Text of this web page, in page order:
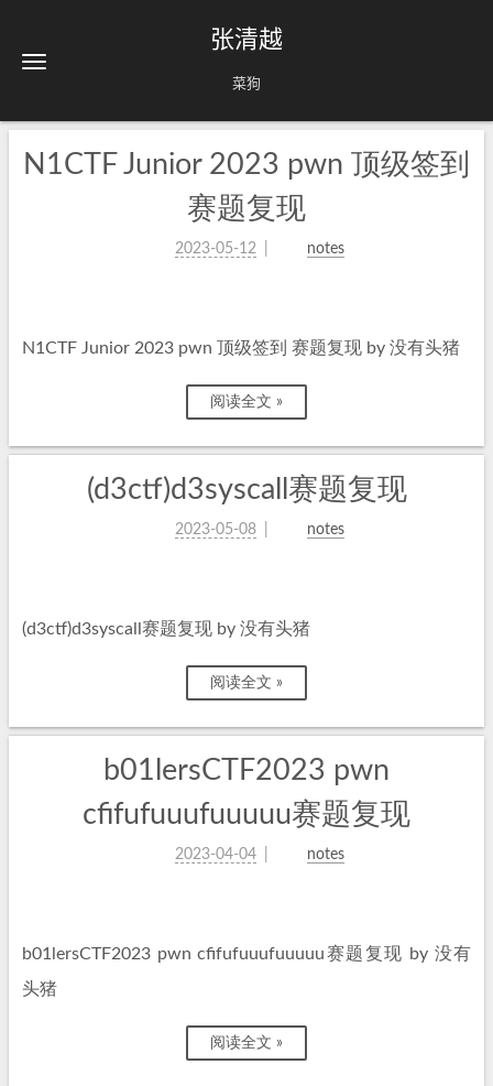
张清越
菜狗
N1CTF Junior 2023 pwn 顶级签到
赛题复现
2023-05-12 notes
N1CTF Junior 2023 pwn 顶级签到 赛题复现 by 没有头猪
阅读全文 »
(d3ctf)d3syscall赛题复现
2023-05-08 notes
(d3ctf)d3syscall赛题复现 by 没有头猪
阅读全文 »
b01lersCTF2023 pwn
cfifufuuufuuuuu赛题复现
2023-04-04 notes
b01lersCTF2023 pwn cfifufuuufuuuuu赛题复现 by 没有
头猪
阅读全文 »